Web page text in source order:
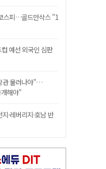
스피…골드만삭스 "1
예선 외국인 심판
관 물러나야"…
해야"
·레버리지·호남 반